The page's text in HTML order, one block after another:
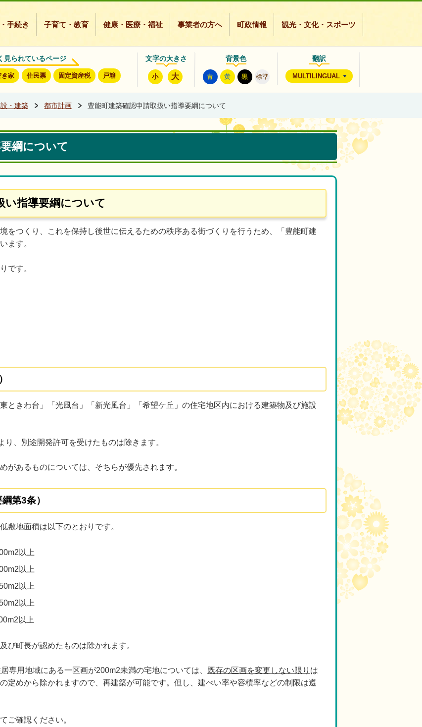
手続き 子育て・教育 健康・医療・福祉 事業者の方へ 町政情報 観光・文化・スポーツ
見られているページ
き家 住民票 固定資産税 戸籍
文字の大きさ
小 大
背景色
青 黄 黒 標準
翻訳
MULTILINGUAL
・建築 都市計画 豊能町建築確認申請取扱い指導要綱について
綱について
い指導要綱について
をつくり、これを保持し後世に伝えるための秩序ある街づくりを行うため、「豊能町建
ます。
です。
ときわ台」「光風台」「新光風台」「希望ケ丘」の住宅地区内における建築物及び施設
、別途開発許可を受けたものは除きます。
があるものについては、そちらが優先されます。
第3条）
敷地面積は以下のとおりです。
以上
以上
以上
以上
以上
び町長が認めたものは除かれます。
専用地域にある一区画が200m2未満の宅地については、 既存の区画を変更しない限り は
定めから除かれますので、再建築が可能です。但し、建ぺい率や容積率などの制限は遵
ご確認ください。